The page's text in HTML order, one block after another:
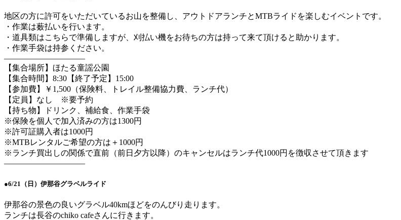
地区の方に許可をいただいているお山を整備し、アウトドアランチとMTBライドを楽しむイベントです。
・作業は薮払いを行います。
・道具類はこちらで準備しますが、刈払い機をお待ちの方は持って来て頂けると助かります。
・作業手袋は持参ください。
——————————
【集合場所】ほたる童謡公園
【集合時間】8:30【終了予定】15:00
【参加費】￥1,500（保険料、トレイル整備協力費、ランチ代）
【定員】なし ※要予約
【持ち物】ドリンク、補給食、作業手袋
※保険を個人で加入済みの方は1300円
※許可証購入者は1000円
※MTBレンタルご希望の方は＋1000円
※ランチ買出しの関係で直前（前日夕方以降）のキャンセルはランチ代1000円を徴収させて頂きます
——————————
●6/21（日）伊那谷グラベルライド
伊那谷の景色の良いグラベル40kmほどをのんびり走ります。
ランチは長谷のchiko cafeさんに行きます。